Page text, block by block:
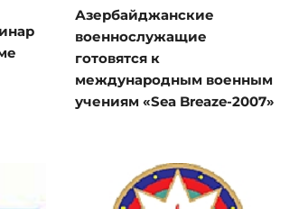
Азербайджанские
военнослужащие
готовятся к
международным военным
учениям «Sea Breaze-2007»